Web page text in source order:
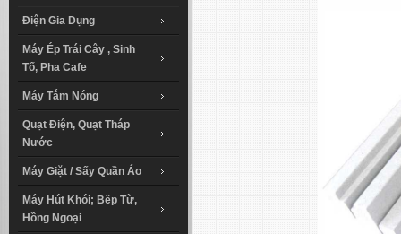
Điện Gia Dụng
Máy Ép Trái Cây , Sinh
Tố, Pha Cafe
Máy Tắm Nóng
Quạt Điện, Quạt Tháp
Nước
Máy Giặt / Sấy Quần Áo
Máy Hút Khói; Bếp Từ,
Hồng Ngoại